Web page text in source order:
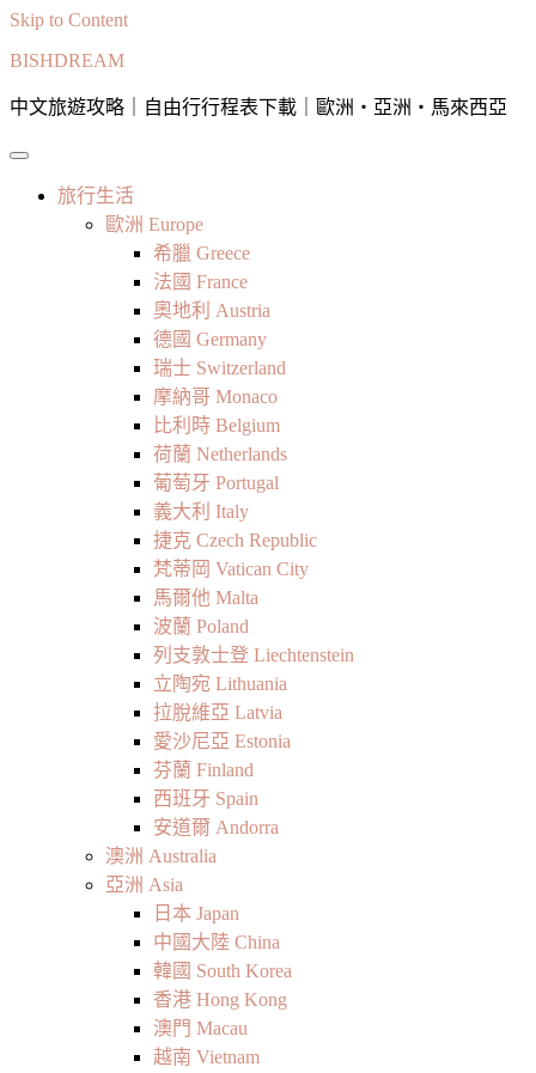
Skip to Content
BISHDREAM
中文旅遊攻略｜自由行行程表下載｜歐洲・亞洲・馬來西亞
旅行生活
歐洲 Europe
希臘 Greece
法國 France
奧地利 Austria
德國 Germany
瑞士 Switzerland
摩納哥 Monaco
比利時 Belgium
荷蘭 Netherlands
葡萄牙 Portugal
義大利 Italy
捷克 Czech Republic
梵蒂岡 Vatican City
馬爾他 Malta
波蘭 Poland
列支敦士登 Liechtenstein
立陶宛 Lithuania
拉脫維亞 Latvia
愛沙尼亞 Estonia
芬蘭 Finland
西班牙 Spain
安道爾 Andorra
澳洲 Australia
亞洲 Asia
日本 Japan
中國大陸 China
韓國 South Korea
香港 Hong Kong
澳門 Macau
越南 Vietnam